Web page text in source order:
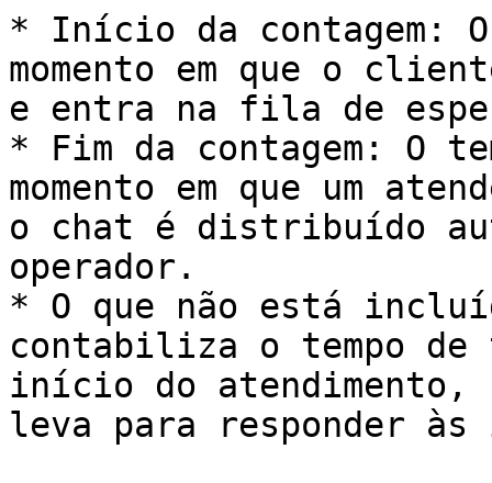
* Início da contagem: O
momento em que o
e entra na fila de
* Fim da contagem: O
momento em que um
o chat é distribuído
operador.
* O que não está
contabiliza o tempo de
início do atendimento,
leva para responder